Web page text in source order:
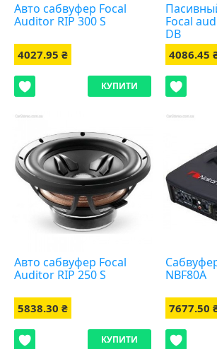
Авто сабвуфер Focal
Auditor RIP 300 S
4027.95 ₴
КУПИТИ
Focal
DB
4086.45
Авто сабвуфер Focal
Auditor RIP 250 S
5838.30 ₴
КУПИТИ
NBF80A
7677.50